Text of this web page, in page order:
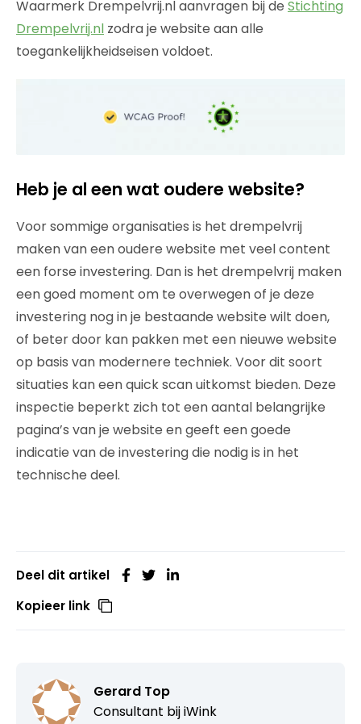
Waarmerk Drempelvrij.nl aanvragen bij de Stichting
Drempelvrij.nl zodra je website aan alle
toegankelijkheidseisen voldoet.
Heb je al een wat oudere website?
Voor sommige organisaties is het drempelvrij
maken van een oudere website met veel content
een forse investering. Dan is het drempelvrij maken
een goed moment om te overwegen of je deze
investering nog in je bestaande website wilt doen,
of beter door kan pakken met een nieuwe website
op basis van modernere techniek. Voor dit soort
situaties kan een quick scan uitkomst bieden. Deze
inspectie beperkt zich tot een aantal belangrijke
pagina’s van je website en geeft een goede
indicatie van de investering die nodig is in het
technische deel.
Deel dit artikel
Kopieer link
Gerard Top
Consultant bijiWink